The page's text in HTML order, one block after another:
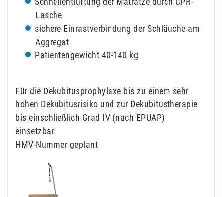
Lasche
sichere Einrastverbindung der Schläuche am
Aggregat
Patientengewicht 40-140 kg
Für die Dekubitusprophylaxe bis zu einem sehr
hohen Dekubitusrisiko und zur Dekubitustherapie
bis einschließlich Grad IV (nach EPUAP)
einsetzbar.
HMV-Nummer geplant